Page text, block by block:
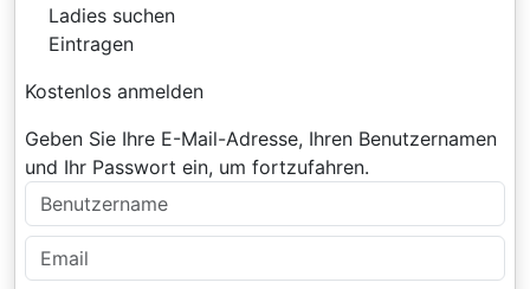
Ladies suchen
Eintragen
Kostenlos anmelden
Geben Sie Ihre E-Mail-Adresse, Ihren Benutzernamen
und Ihr Passwort ein, um fortzufahren.